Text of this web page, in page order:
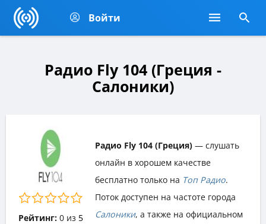
Войти
Радио Fly 104 (Греция -
Салоники)
Рейтинг: 0из 5
Радио Fly 104 (Греция) — слушать
онлайн в хорошем качестве
бесплатно только на Топ Радио.
Поток доступен на частоте города
Салоники, а также на официальном